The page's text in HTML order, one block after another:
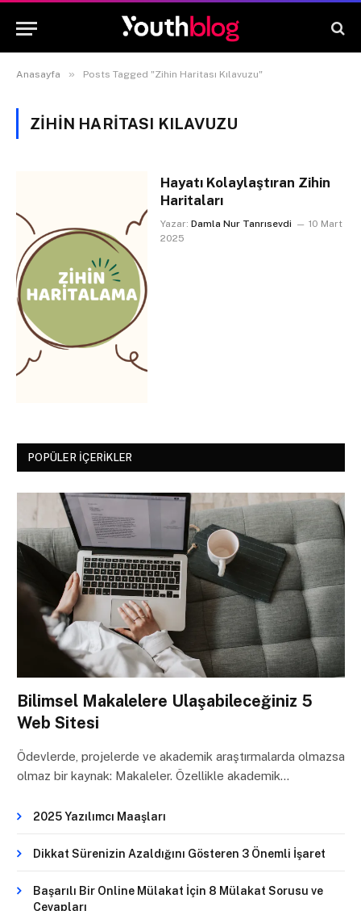
Anasayfa » Posts Tagged "Zihin Haritası Kılavuzu"
ZIHIN HARITASI KILAVUZU
Hayatı Kolaylaştıran Zihin
Haritaları
Yazar: Damla Nur Tanrısevdi
10 Mart
2025
POPÜLER İÇERIKLER
Bilimsel Makalelere Ulaşabileceğiniz 5
Web Sitesi
Ödevlerde, projelerde ve akademik araştırmalarda olmazsa
olmaz bir kaynak: Makaleler. Özellikle akademik…
2025 Yazılımcı Maaşları
Dikkat Sürenizin Azaldığını Gösteren 3 Önemli İşaret
Başarılı Bir Online Mülakat İçin 8 Mülakat Sorusu ve
Cevapları